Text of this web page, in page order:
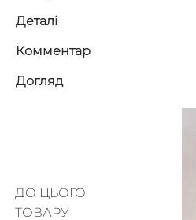
Деталi
Комментар
Догляд
ДО ЦЬОГО
ТОВАРУ